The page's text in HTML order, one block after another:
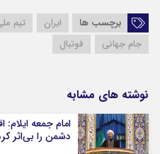
برچسب ها ایران تیم
جام جهانی
فوتبال
نوشته های مشابه
امام جمعه ایلام:
دشمن را بی‌اثر